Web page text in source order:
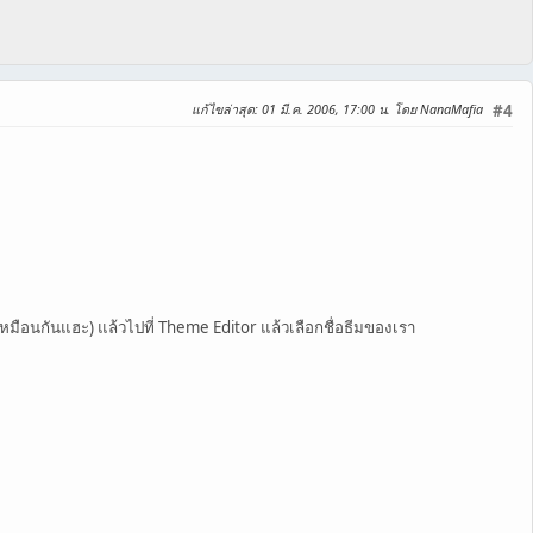
#4
แก้ไขล่าสุด: 01 มี.ค. 2006, 17:00 น. โดย NanaMafia
อนกันแฮะ) แล้วไปที่ Theme Editor แล้วเลือกชื่อธีมของเรา